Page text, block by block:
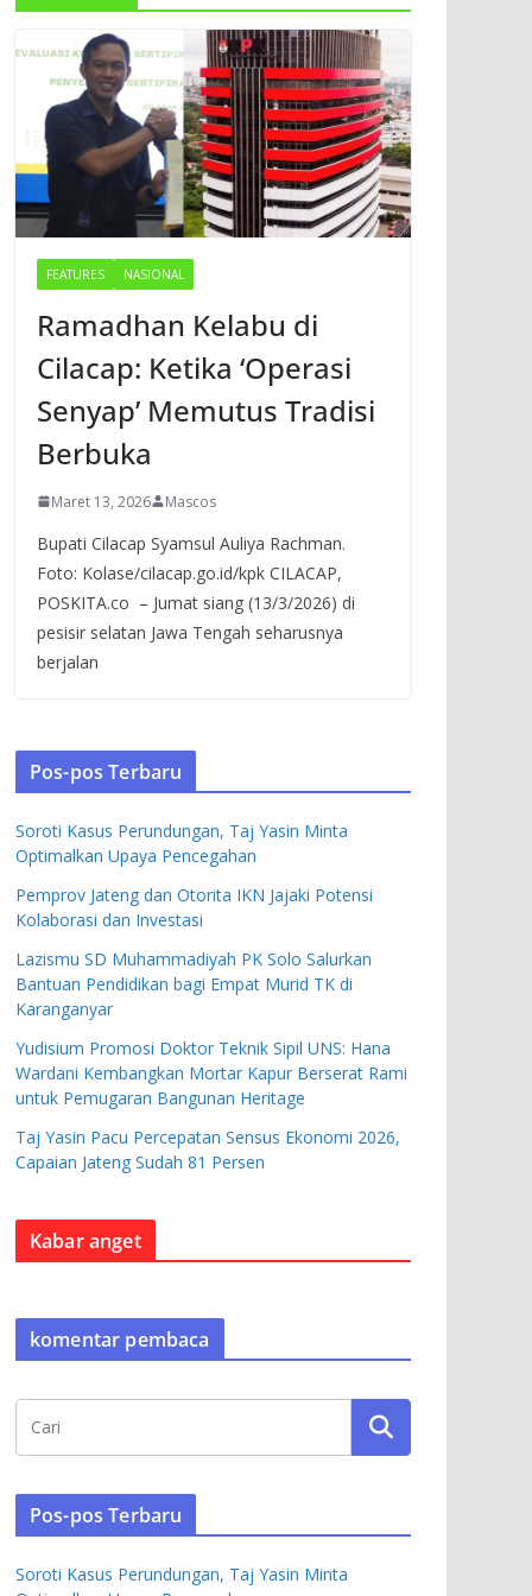
FEATURES NASIONAL
Ramadhan Kelabu di
Cilacap: Ketika ‘Operasi
Senyap’ Memutus Tradisi
Berbuka
Maret 13, 2026 Mascos
Bupati Cilacap Syamsul Auliya Rachman.
Foto: Kolase/cilacap.go.id/kpk CILACAP,
POSKITA.co – Jumat siang (13/3/2026) di
pesisir selatan Jawa Tengah seharusnya
berjalan
Pos-pos Terbaru
Soroti Kasus Perundungan, Taj Yasin Minta
Optimalkan Upaya Pencegahan
Pemprov Jateng dan Otorita IKN Jajaki Potensi
Kolaborasi dan Investasi
Lazismu SD Muhammadiyah PK Solo Salurkan
Bantuan Pendidikan bagi Empat Murid TK di
Karanganyar
Yudisium Promosi Doktor Teknik Sipil UNS: Hana
Wardani Kembangkan Mortar Kapur Berserat Rami
untuk Pemugaran Bangunan Heritage
Taj Yasin Pacu Percepatan Sensus Ekonomi 2026,
Capaian Jateng Sudah 81 Persen
Kabar anget
komentar pembaca
Pos-pos Terbaru
Soroti Kasus Perundungan, Taj Yasin Minta